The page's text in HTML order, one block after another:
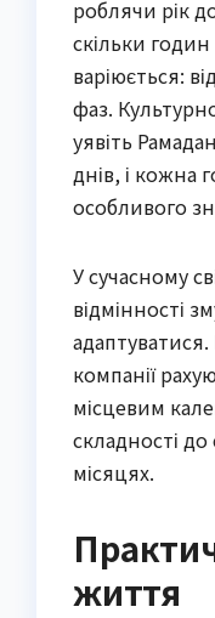
роблячи рік
скільки
варіюється:
фаз.
уявіть
днів, і кожна
особливого
У сучасному
відмінності
компанії
місцевим
складності
місяцях.
життя